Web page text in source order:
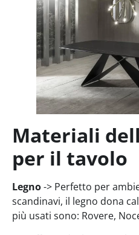
Materiali
per il tavolo
Legno-> Perfetto per
scandinavi, il legno dona
più usati sono: Rovere,